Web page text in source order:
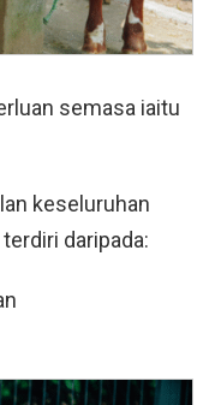
semasa iaitu
keseluruhan
terdiri daripada: